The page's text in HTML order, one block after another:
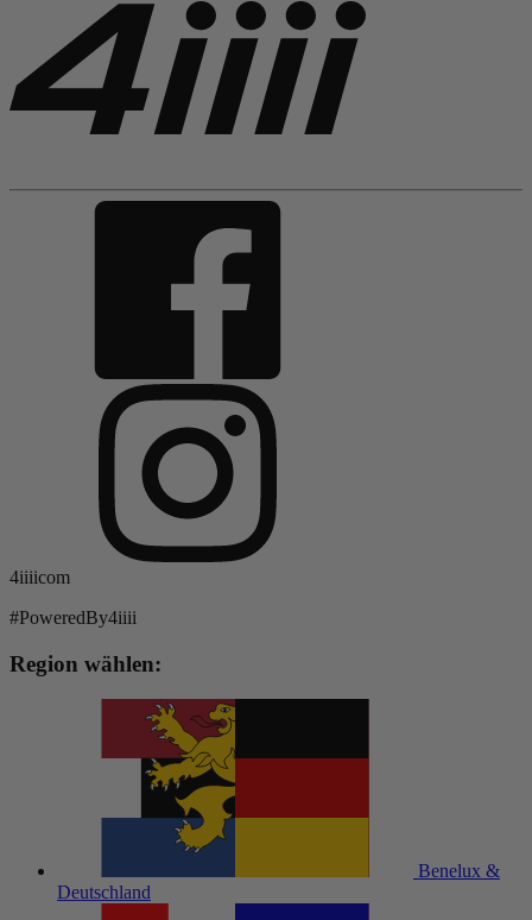
4iiiicom
#PoweredBy4iiii
Region wählen:
Benelux &
Deutschland